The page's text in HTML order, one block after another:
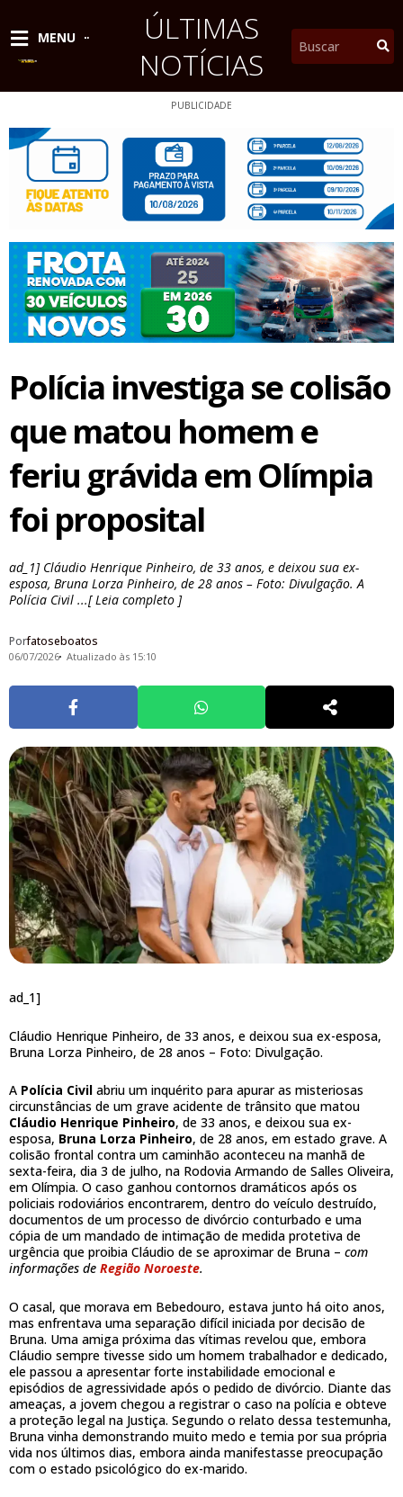
conteúdo
MENU
ÚLTIMAS
NOTÍCIAS
Pesquisar
PUBLICIDADE
Polícia investiga se colisão
que matou homem e
feriu grávida em Olímpia
foi proposital
ad_1] Cláudio Henrique Pinheiro, de 33 anos, e deixou sua ex-
esposa, Bruna Lorza Pinheiro, de 28 anos – Foto: Divulgação. A
Polícia Civil ...[ Leia completo ]
Porfatoseboatos
06/07/2026 Atualizado às 15:10
ad_1]
Cláudio Henrique Pinheiro, de 33 anos, e deixou sua ex-esposa,
Bruna Lorza Pinheiro, de 28 anos – Foto: Divulgação.
A Polícia Civil abriu um inquérito para apurar as misteriosas
circunstâncias de um grave acidente de trânsito que matou
Cláudio Henrique Pinheiro, de 33 anos, e deixou sua ex-
esposa, Bruna Lorza Pinheiro, de 28 anos, em estado grave. A
colisão frontal contra um caminhão aconteceu na manhã de
sexta-feira, dia 3 de julho, na Rodovia Armando de Salles Oliveira,
em Olímpia. O caso ganhou contornos dramáticos após os
policiais rodoviários encontrarem, dentro do veículo destruído,
documentos de um processo de divórcio conturbado e uma
cópia de um mandado de intimação de medida protetiva de
urgência que proibia Cláudio de se aproximar de Bruna – com
informações de Região Noroeste.
O casal, que morava em Bebedouro, estava junto há oito anos,
mas enfrentava uma separação difícil iniciada por decisão de
Bruna. Uma amiga próxima das vítimas revelou que, embora
Cláudio sempre tivesse sido um homem trabalhador e dedicado,
ele passou a apresentar forte instabilidade emocional e
episódios de agressividade após o pedido de divórcio. Diante das
ameaças, a jovem chegou a registrar o caso na polícia e obteve
a proteção legal na Justiça. Segundo o relato dessa testemunha,
Bruna vinha demonstrando muito medo e temia por sua própria
vida nos últimos dias, embora ainda manifestasse preocupação
com o estado psicológico do ex-marido.